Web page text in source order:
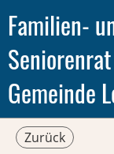
Familien-
Gemeinde
Zurück